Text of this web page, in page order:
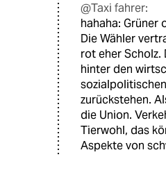
@Taxi fahrer:
hahaha: Grüner
Die Wähler
rot eher
hinter den
zurückstehen.
die Union.
Tierwohl, das
Aspekte von